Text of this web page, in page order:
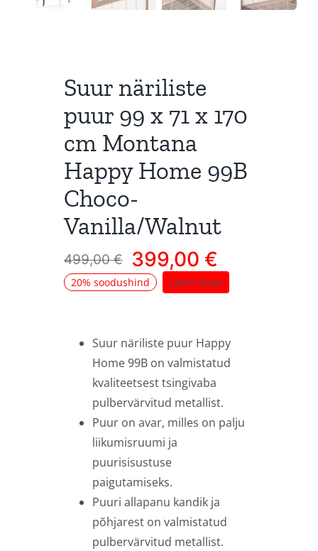
Suur näriliste
puur 99 x 71 x 170
cm Montana
Happy Home 99B
Choco-
Vanilla/Walnut
499,00€
Algne
hind
499,00 €.
399,00 €
Current
price
399,00 €.
20% soodushind Laost otsas
Suur näriliste puur Happy
Home 99B on valmistatud
kvaliteetsest tsingivaba
pulbervärvitud metallist.
Puur on avar, milles on palju
liikumisruumi ja
puurisisustuse
paigutamiseks.
Puuri allapanu kandik ja
põhjarest on valmistatud
pulbervärvitud metallist.